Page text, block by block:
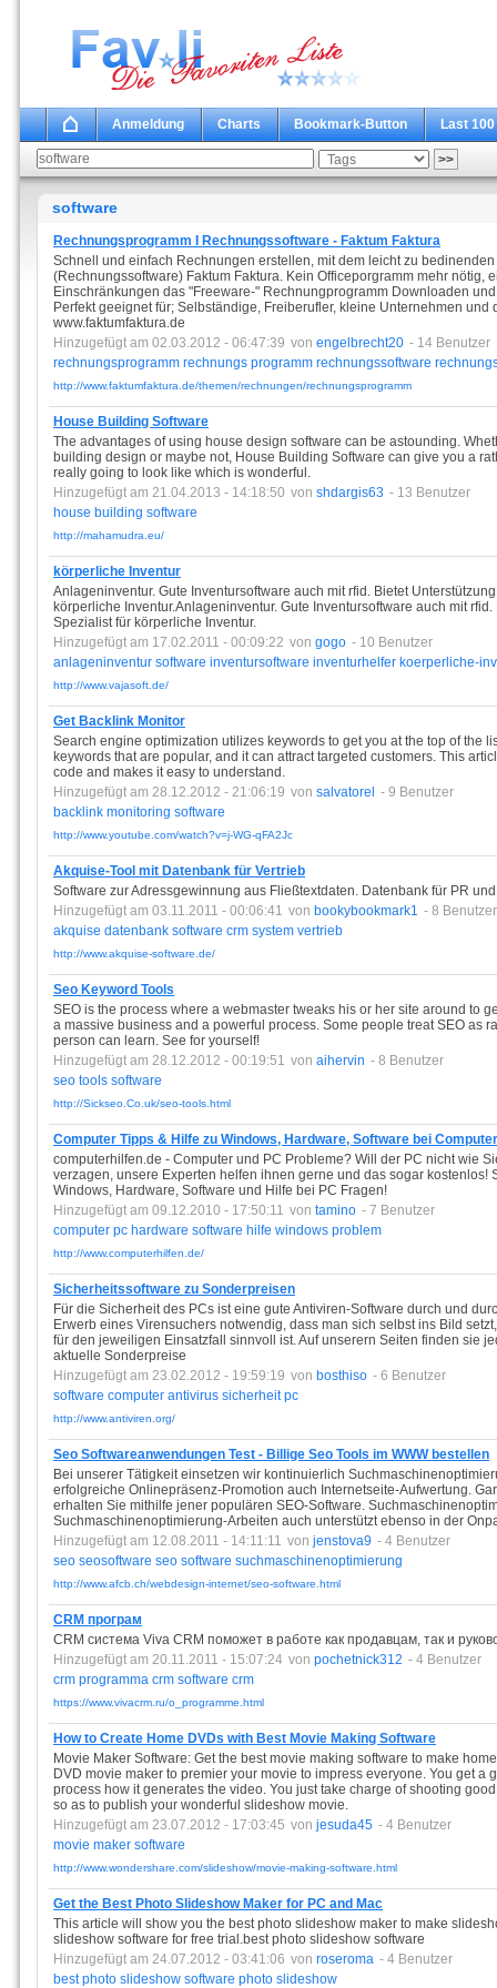
Anmeldung Charts Bookmark-Button Last 100
software
Rechnungsprogramm I Rechnungssoftware - Faktum Faktura
Schnell und einfach Rechnungen erstellen, mit dem leicht zu
(Rechnungssoftware) Faktum Faktura. Kein Officeporgramm mehr nötig,
Einschränkungen das "Freeware-" Rechnungprogramm Downloaden
Perfekt geeignet für; Selbständige, Freiberufler, kleine Unternehmen und
www.faktumfaktura.de
Hinzugefügt am 02.03.2012 - 06:47:39 von engelbrecht20 - 14 Benutzer
rechnungsprogramm rechnungs programm rechnungssoftware
http://www.faktumfaktura.de/themen/rechnungen/rechnungsprogramm
House Building Software
The advantages of using house design software can be astounding.
building design or maybe not, House Building Software can give you a
really going to look like which is wonderful.
Hinzugefügt am 21.04.2013 - 14:18:50 von shdargis63 - 13 Benutzer
house building software
http://mahamudra.eu/
körperliche Inventur
Anlageninventur. Gute Inventursoftware auch mit rfid. Bietet
körperliche Inventur.Anlageninventur. Gute Inventursoftware auch mit
Spezialist für körperliche Inventur.
Hinzugefügt am 17.02.2011 - 00:09:22 von gogo - 10 Benutzer
anlageninventur software inventursoftware inventurhelfer koerperliche-
http://www.vajasoft.de/
Get Backlink Monitor
Search engine optimization utilizes keywords to get you at the top of the
keywords that are popular, and it can attract targeted customers. This
code and makes it easy to understand.
Hinzugefügt am 28.12.2012 - 21:06:19 von salvatorel
- 9 Benutzer
backlink monitoring software
http://www.youtube.com/watch?v=j-WG-qFA2Jc
Akquise-Tool mit Datenbank für Vertrieb
Software zur Adressgewinnung aus Fließtextdaten. Datenbank für PR
Hinzugefügt am 03.11.2011 - 00:06:41 von bookybookmark1 - 8 Benutzer
akquise datenbank software crm system vertrieb
http://www.akquise-software.de/
Seo Keyword Tools
SEO is the process where a webmaster tweaks his or her site around to
a massive business and a powerful process. Some people treat SEO as
person can learn. See for yourself!
Hinzugefügt am 28.12.2012 - 00:19:51 von aihervin - 8 Benutzer
seo tools software
http://Sickseo.Co.uk/seo-tools.html
Computer Tipps & Hilfe zu Windows, Hardware, Software bei
computerhilfen.de - Computer und PC Probleme? Will der PC nicht wie
verzagen, unsere Experten helfen ihnen gerne und das sogar kostenlos!
Windows, Hardware, Software und Hilfe bei PC Fragen!
Hinzugefügt am 09.12.2010 - 17:50:11 von tamino - 7 Benutzer
computer pc hardware software hilfe windows problem
http://www.computerhilfen.de/
Sicherheitssoftware zu Sonderpreisen
Für die Sicherheit des PCs ist eine gute Antiviren-Software durch und
Erwerb eines Virensuchers notwendig, dass man sich selbst ins Bild
für den jeweiligen Einsatzfall sinnvoll ist. Auf unserern Seiten finden sie
aktuelle Sonderpreise
Hinzugefügt am 23.02.2012 - 19:59:19 von bosthiso - 6 Benutzer
software computer antivirus sicherheit pc
http://www.antiviren.org/
Seo Softwareanwendungen Test - Billige Seo Tools im WWW bestellen
Bei unserer Tätigkeit einsetzen wir kontinuierlich
erfolgreiche Onlinepräsenz-Promotion auch Internetseite-Aufwertung.
erhalten Sie mithilfe jener populären SEO-Software.
Suchmaschinenoptimierung-Arbeiten auch unterstützt ebenso in der
Hinzugefügt am 12.08.2011 - 14:11:11 von jenstova9 - 4 Benutzer
seo seosoftware seo software suchmaschinenoptimierung
http://www.afcb.ch/webdesign-internet/seo-software.html
CRM програм
CRM система Viva CRM поможет в работе как продавцам, так и
Hinzugefügt am 20.11.2011 - 15:07:24 von pochetnick312 - 4 Benutzer
crm programma crm software crm
https://www.vivacrm.ru/o_programme.html
How to Create Home DVDs with Best Movie Making Software
Movie Maker Software: Get the best movie making software to make
DVD movie maker to premier your movie to impress everyone. You get a
process how it generates the video. You just take charge of shooting
so as to publish your wonderful slideshow movie.
Hinzugefügt am 23.07.2012 - 17:03:45 von jesuda45 - 4 Benutzer
movie maker software
http://www.wondershare.com/slideshow/movie-making-software.html
Get the Best Photo Slideshow Maker for PC and Mac
This article will show you the best photo slideshow maker to make
slideshow software for free trial.best photo slideshow software
Hinzugefügt am 24.07.2012 - 03:41:06 von roseroma - 4 Benutzer
best photo slideshow software photo slideshow